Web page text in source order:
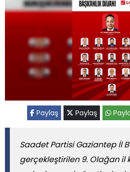
Paylaş Paylaş
Saadet Partisi Gaziantep İl
gerçekleştirilen 9. Olağan il